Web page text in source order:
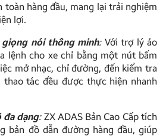
toàn hàng đầu, mang lại trải nghiệm
lợi.
nói thông minh:Với trợ lý ảo
lệnh cho xe chỉ bằng một nút bấm
mở nhạc, chỉ đường, đến kiểm tra
tác đều được thực hiện nhanh
đa dạng:ZX ADAS Bản Cao Cấp tích
bản đồ dẫn đường hàng đầu, giúp